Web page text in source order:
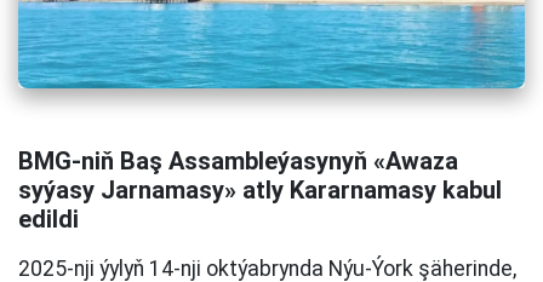
BMG-niň Baş Assambleýasynyň «Awaza
syýasy Jarnamasy» atly Kararnamasy kabul
edildi
2025-nji ýylyň 14-nji oktýabrynda Nýu-Ýork şäherinde,